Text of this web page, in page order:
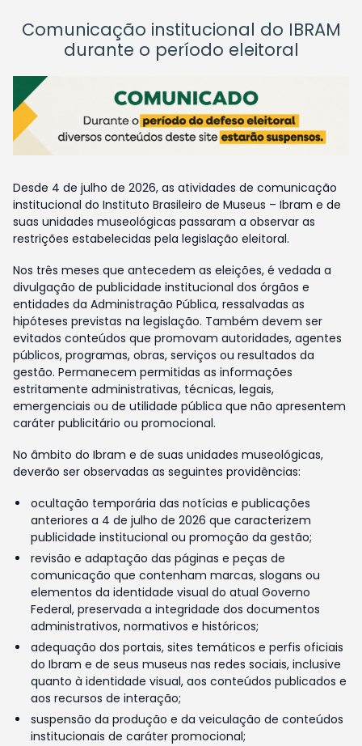
Comunicação institucional do IBRAM
durante o período eleitoral
Desde 4 de julho de 2026, as atividades de comunicação
institucional do Instituto Brasileiro de Museus – Ibram e de
suas unidades museológicas passaram a observar as
restrições estabelecidas pela legislação eleitoral.
Nos três meses que antecedem as eleições, é vedada a
divulgação de publicidade institucional dos órgãos e
entidades da Administração Pública, ressalvadas as
hipóteses previstas na legislação. Também devem ser
evitados conteúdos que promovam autoridades, agentes
públicos, programas, obras, serviços ou resultados da
gestão. Permanecem permitidas as informações
estritamente administrativas, técnicas, legais,
emergenciais ou de utilidade pública que não apresentem
caráter publicitário ou promocional.
No âmbito do Ibram e de suas unidades museológicas,
deverão ser observadas as seguintes providências:
ocultação temporária das notícias e publicações
anteriores a 4 de julho de 2026 que caracterizem
publicidade institucional ou promoção da gestão;
revisão e adaptação das páginas e peças de
comunicação que contenham marcas, slogans ou
elementos da identidade visual do atual Governo
Federal, preservada a integridade dos documentos
administrativos, normativos e históricos;
adequação dos portais, sites temáticos e perfis oficiais
do Ibram e de seus museus nas redes sociais, inclusive
quanto à identidade visual, aos conteúdos publicados e
aos recursos de interação;
suspensão da produção e da veiculação de conteúdos
institucionais de caráter promocional;